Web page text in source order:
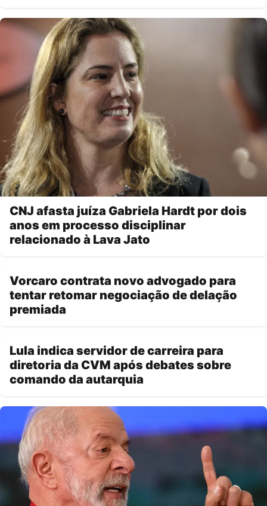
CNJ afasta juíza Gabriela Hardt por dois
anos em processo disciplinar
relacionado à Lava Jato
Vorcaro contrata novo advogado para
tentar retomar negociação de delação
premiada
Lula indica servidor de carreira para
diretoria da CVM após debates sobre
comando da autarquia